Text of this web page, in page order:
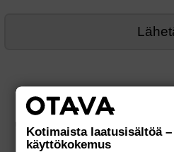
Kotimaista laatusisältöä
käyttökokemus